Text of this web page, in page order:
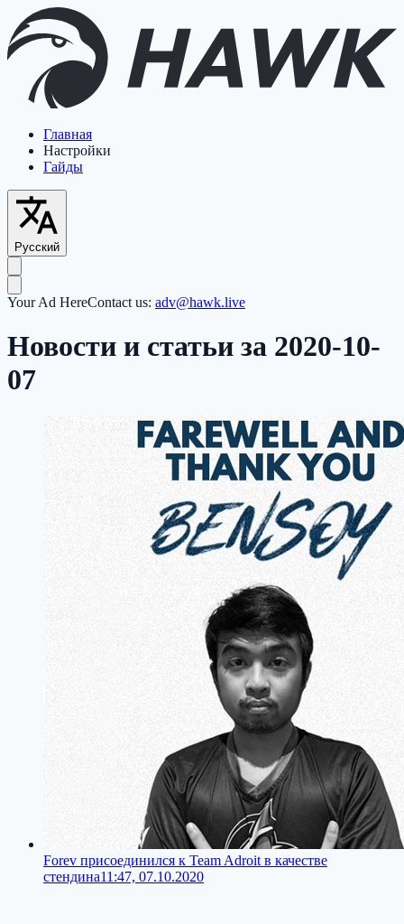
Главная
Настройки
Гайды
Русский
Your Ad HereContact us: adv@hawk.live
Новости и статьи за 2020-10-
07
Forev присоединился к Team Adroit в качестве
стендина11:47, 07.10.2020